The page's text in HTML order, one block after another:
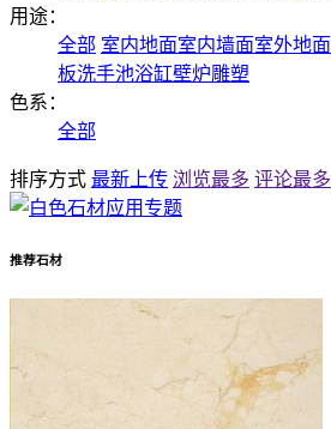
用途：
全部 室内地面室内墙面室外地面
板洗手池浴缸壁炉雕塑
色系：
全部
排序方式 最新上传 浏览最多 评论最多
推荐石材